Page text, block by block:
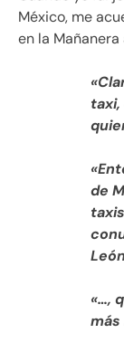
México, me
en la
de
«…,
más